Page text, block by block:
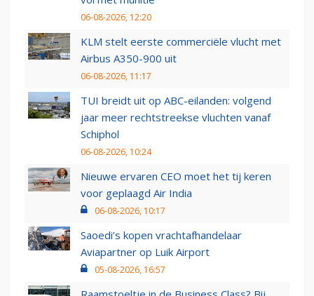
06-08-2026, 12:20
KLM stelt eerste commerciële vlucht met
Airbus A350-900 uit
06-08-2026, 11:17
TUI breidt uit op ABC-eilanden: volgend
jaar meer rechtstreekse vluchten vanaf
Schiphol
06-08-2026, 10:24
Nieuwe ervaren CEO moet het tij keren
voor geplaagd Air India
06-08-2026, 10:17
Saoedi’s kopen vrachtafhandelaar
Aviapartner op Luik Airport
05-08-2026, 16:57